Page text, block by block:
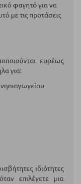
φαγητό για να
με τις προτάσεις
ευρέως
για:
ιδιότητες
επιλέγετε μια